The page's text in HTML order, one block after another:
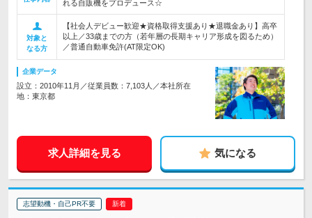
れる自販機をプロデュース☆
対象と
なる方
【社会人デビュー歓迎★資格取得支援あり★退職金あり】高卒
以上／33歳までの方（若年層の長期キャリア形成を図るため）
／普通自動車免許(AT限定OK)
企業データ
設立：2010年11月／従業員数：7,103人／本社所在
地：東京都
求人詳細を見る 気になる
志望動機・自己PR不要